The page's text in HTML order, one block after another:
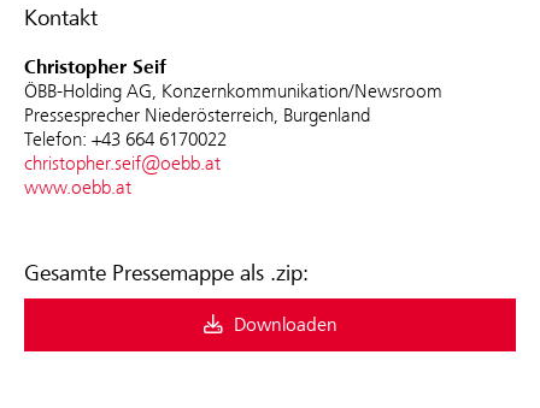
Kontakt
Christopher Seif
ÖBB-Holding AG, Konzernkommunikation/Newsroom
Pressesprecher Niederösterreich, Burgenland
Telefon: +43 664 6170022
christopher.seif@oebb.at
www.oebb.at
Gesamte Pressemappe als .zip:
Downloaden